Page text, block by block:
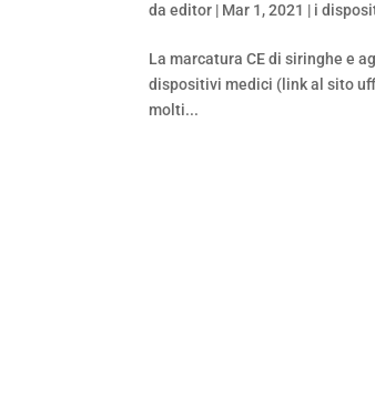
daeditor | Mar 1, 2021 | i
La marcatura CE di siringhe e
dispositivi medici (link al sito
molti...